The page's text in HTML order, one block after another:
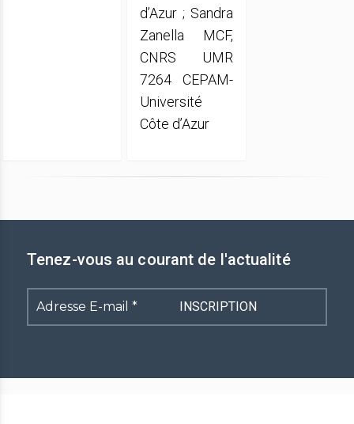
d’Azur ; Sandra
Zanella MCF,
CNRS UMR
7264 CEPAM-
Université
Côte d’Azur
Tenez-vous au courant de l'actualité
Adresse
E-